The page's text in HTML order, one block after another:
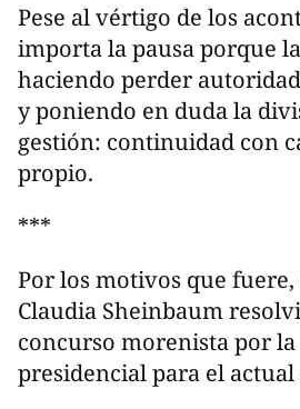
Pese al vértigo de los
importa la pausa porque
haciendo perder
y poniendo en duda la
gestión: continuidad con
propio.
***
Por los motivos que
Claudia Sheinbaum
concurso morenista por
presidencial para el actual